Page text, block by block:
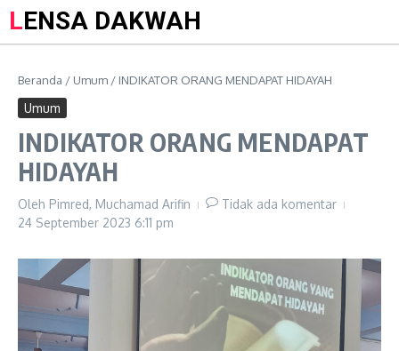
LENSA DAKWAH
Beranda / Umum / INDIKATOR ORANG MENDAPAT HIDAYAH
Umum
INDIKATOR ORANG MENDAPAT
HIDAYAH
Oleh Pimred, Muchamad Arifin
Tidak ada komentar
24 September 2023 6:11 pm